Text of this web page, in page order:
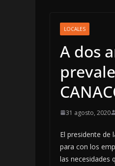
LOCALES
A dos
31 agosto, 2020
El presidente de
para con los
las necesidades